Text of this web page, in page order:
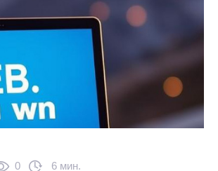
0 6 мин.